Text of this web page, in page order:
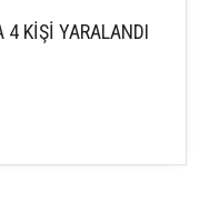
4 KİŞİ YARALANDI